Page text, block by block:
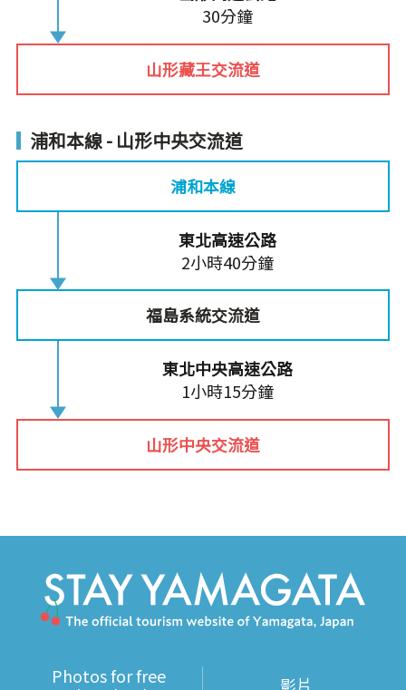
30分鐘
山形藏王交流道
浦和本線 - 山形中央交流道
浦和本線
東北高速公路
2小時40分鐘
福島系統交流道
東北中央高速公路
1小時15分鐘
山形中央交流道
Photos for free
影片